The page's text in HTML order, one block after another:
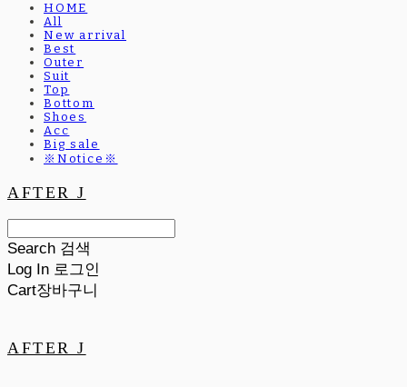
HOME
All
New arrival
Best
Outer
Suit
Top
Bottom
Shoes
Acc
Big sale
※Notice※
AFTER J
Search 검색
Log In 로그인
Cart장바구니
AFTER J